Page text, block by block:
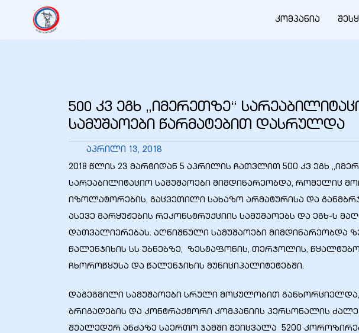
კომპანია
500 კვ ეგხ „იმერეთზე“
სამუშაოები წარმატებით დასრულდა
აპრილი 13, 2018
2018 წლის 23 მარტიდან 5 აპრილის ჩათვლით 500 კვ ეგხ
სარეაბილიტაციო სამუშაოები მიმდინარეობდა, რომელიც
იზოლატორების, გაცვეთილი სახაზო არმატურისა და
ასევე მარყუჟების რეკონსტრუქციის სამუშაოებს და ეგხ-ს
დათვალიერებას. აღნიშნული სამუშაოები მიმდინარეობდა
წალენჯიხის სს უბნებზე, ზესტაფონის, თერჯოლის,
ჩხოროწყუსა და წალენჯიხის მუნიციპალიტეტებში.
დაგეგმილი სამუშაოები სრული მოცულობით განხორციელდა,
ბრიგადების და კონტრაქტორი კომპანიის პერსონალის
შუალედურ ანძაზე საერთო ჯამში შეიცვალა 5200